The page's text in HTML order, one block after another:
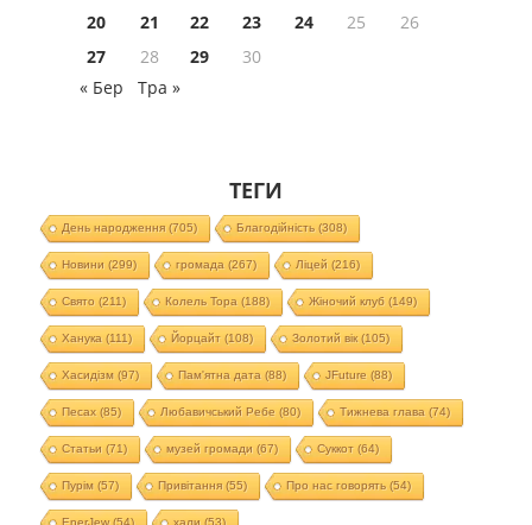
20
21 22 23 24 25
26
27
28 29
30
« Бер
Тра »
ТЕГИ
День народження(705) Благодійність (308)
Новини (299) громада (267) Ліцей (216)
Свято (211) Колель Тора (188) Жіночий клуб (149)
Ханука (111) Йорцайт (108) Золотий вік(105)
Хасидізм (97) Пам'ятна дата (88) JFuture (88)
Песах(85) Любавичський Ребе (80) Тижнева глава (74)
Статьи (71) музей громади (67) Суккот (64)
Пурім (57) Привітання(55) Про нас говорять (54)
EnerJew(54) хали (53)